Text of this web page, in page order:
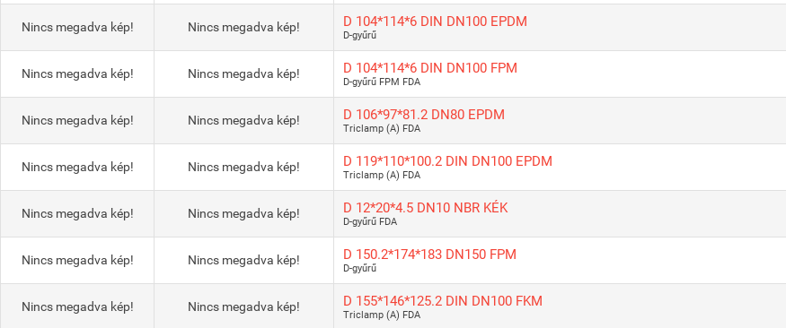
Nincs megadva kép! Nincs megadva kép! D 104*114*6 DIN DN100 EPDM
D-gyűrű
Nincs megadva kép! Nincs megadva kép! D 104*114*6 DIN DN100 FPM
D-gyűrű FPM FDA
Nincs megadva kép! Nincs megadva kép! D 106*97*81.2 DN80 EPDM
Triclamp (A) FDA
Nincs megadva kép! Nincs megadva kép! D 119*110*100.2 DIN DN100 EPDM
Triclamp (A) FDA
Nincs megadva kép! Nincs megadva kép! D 12*20*4.5 DN10 NBR KÉK
D-gyűrű FDA
Nincs megadva kép! Nincs megadva kép! D 150.2*174*183 DN150 FPM
D-gyűrű
Nincs megadva kép! Nincs megadva kép! D 155*146*125.2 DIN DN100 FKM
Triclamp (A) FDA